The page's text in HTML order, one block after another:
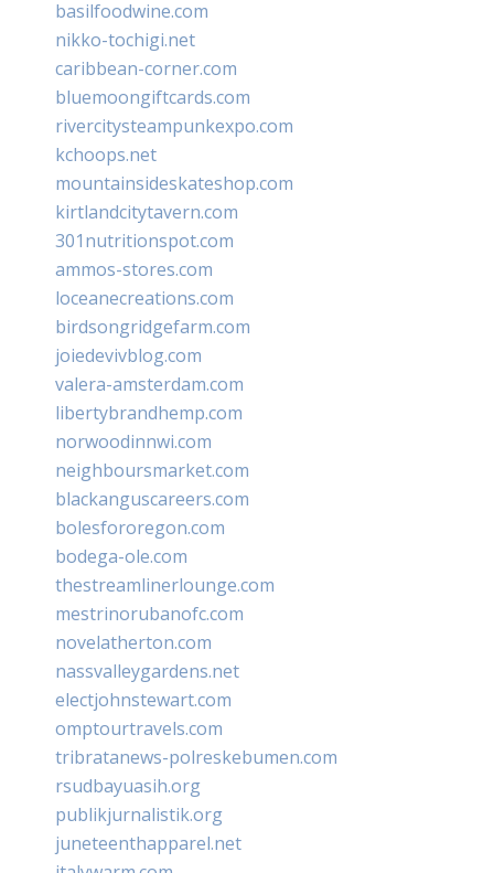
basilfoodwine.com
nikko-tochigi.net
caribbean-corner.com
bluemoongiftcards.com
rivercitysteampunkexpo.com
kchoops.net
mountainsideskateshop.com
kirtlandcitytavern.com
301nutritionspot.com
ammos-stores.com
loceanecreations.com
birdsongridgefarm.com
joiedevivblog.com
valera-amsterdam.com
libertybrandhemp.com
norwoodinnwi.com
neighboursmarket.com
blackanguscareers.com
bolesfororegon.com
bodega-ole.com
thestreamlinerlounge.com
mestrinorubanofc.com
novelatherton.com
nassvalleygardens.net
electjohnstewart.com
omptourtravels.com
tribratanews-polreskebumen.com
rsudbayuasih.org
publikjurnalistik.org
juneteenthapparel.net